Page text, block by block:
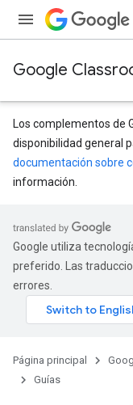
Google
Los complementos de
disponibilidad general
documentación sobre
información.
Google utiliza
preferido. Las
errores.
Página principal
Guías